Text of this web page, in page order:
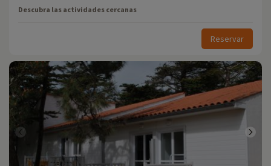
Descubra las actividades cercanas
Reservar